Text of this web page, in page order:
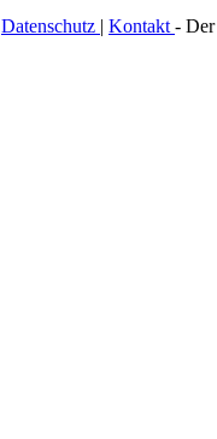
Datenschutz | Kontakt -